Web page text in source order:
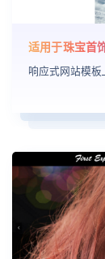
适用于珠宝首
响应式网站模板